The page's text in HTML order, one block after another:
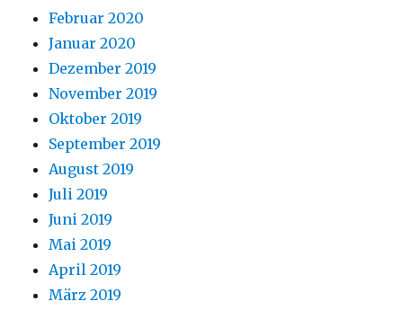
Februar 2020
Januar 2020
Dezember 2019
November 2019
Oktober 2019
September 2019
August 2019
Juli 2019
Juni 2019
Mai 2019
April 2019
März 2019